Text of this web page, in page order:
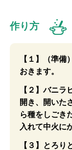
作り方
【１】（準備
おきます。
【２】バニラ
開き、開いた
ら種をしごき
入れて中火に
【３】とろ